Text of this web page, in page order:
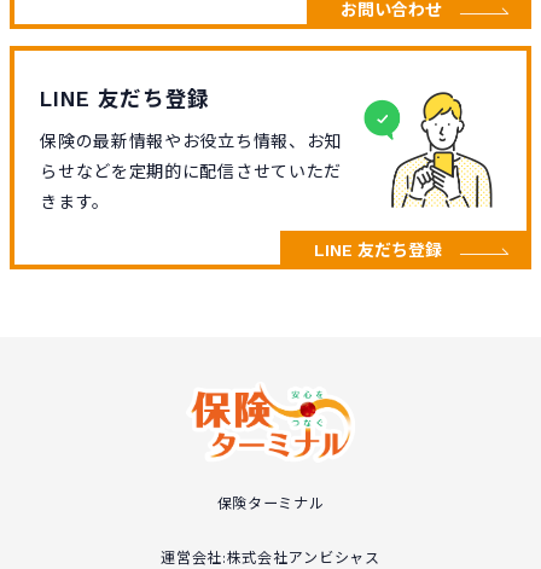
お問い合わせ
LINE 友だち登録
保険の最新情報やお役立ち情報、お知
らせなどを定期的に配信させていただ
きます。
LINE 友だち登録
保険ターミナル
運営会社:株式会社アンビシャス